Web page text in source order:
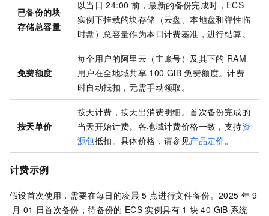
已备份的块
存储总容量
以当日 24:00 前，最新的备份完成时，ECS
实例下挂载的块存储（云盘、本地盘和弹性临
时盘）总容量作为本日计费基准，进行结算。
免费额度
每个用户的阿里云（主账号）及其下的 RAM
用户在全地域共享 100 GiB 免费额度。计费
时自动抵扣，无需手动领取。
按天单价
按天计费，按天出消费明细。首次备份完成的
当天开始计费。各地域计费价格一致 ，支持资
源包抵扣。具体价格，请参见产品定价。
计费示例
假设首次使用，需要在每日的凌晨 5 点进行文件备份。2025 年 9
月 01 日首次备份，待备份的 ECS 实例具有 1 块 40 GiB 系统